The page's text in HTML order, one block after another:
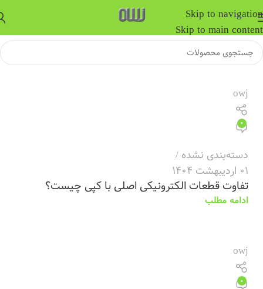
Skip to navigation
Skip to main content
owj
0
دسته‌بندی نشده
01 اردیبهشت 1404
تفاوت قطعات الکترونیکی اصلی با کپی چیست؟
ادامه مطلب
owj
0